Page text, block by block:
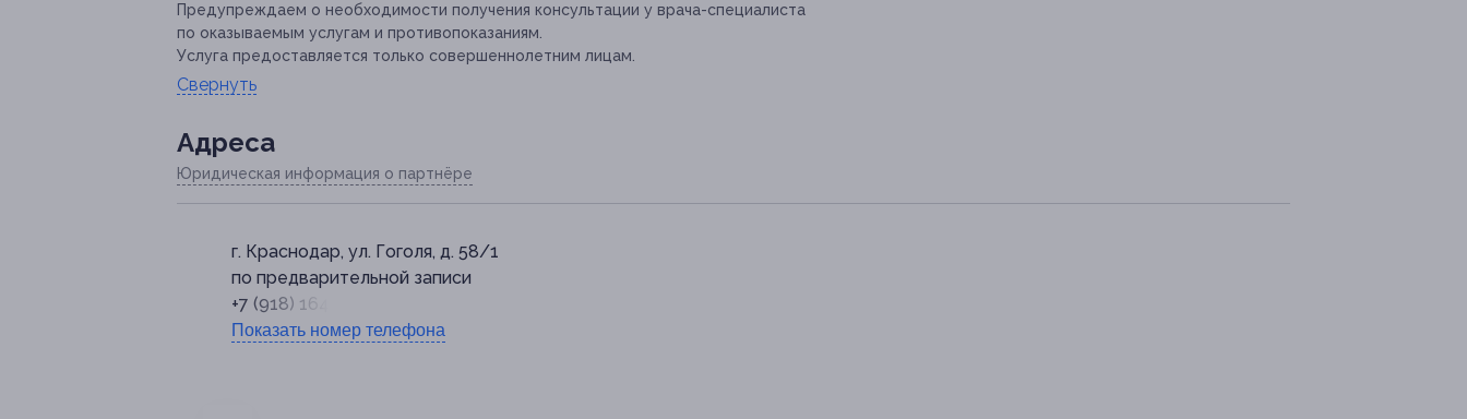
Предупреждаем о необходимости получения консультации у врача-специалиста
по оказываемым услугам и противопоказаниям.
Услуга предоставляется только совершеннолетним лицам.
Свернуть
Адресa
Юридическая информация о партнёре
г. Краснодар, ул. Гоголя, д. 58/1
по предварительной записи
+7 (918) 164-11-57
Показать номер телефона